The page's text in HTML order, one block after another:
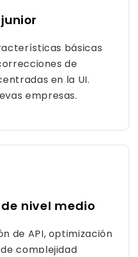
básicas
de
en la UI.
empresas.
nivel medio
de API, optimización
complejidad